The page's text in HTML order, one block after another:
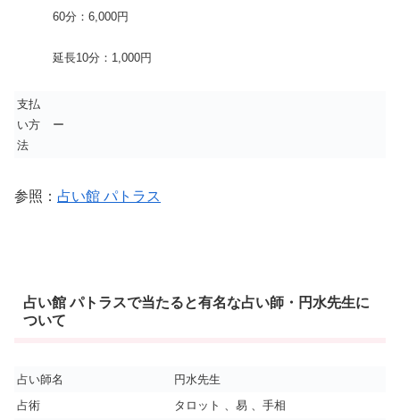
60分：6,000円
延長10分：1,000円
支払
い方
法
ー
参照： 占い館 パトラス
占い館 パトラスで当たると有名な占い師・円水先生に
ついて
占い師名
円水先生
占術
タロット 、易 、手相